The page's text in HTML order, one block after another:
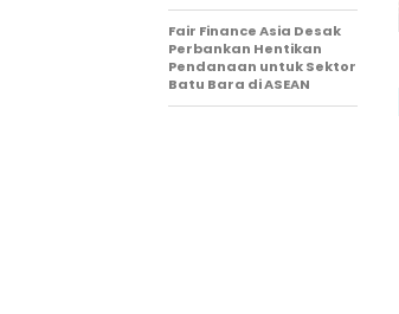
Fair Finance Asia Desak
Perbankan Hentikan
Pendanaan untuk Sektor
Batu Bara di ASEAN